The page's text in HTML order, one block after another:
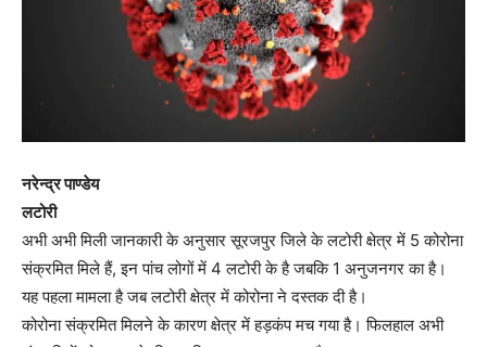
नरेन्द्र पाण्डेय
लटोरी
अभी अभी मिली जानकारी के अनुसार सूरजपुर जिले के लटोरी क्षेत्र में 5 कोरोना
संक्रमित मिले हैं, इन पांच लोगों में 4 लटोरी के है जबकि 1 अनुजनगर का है।
यह पहला मामला है जब लटोरी क्षेत्र में कोरोना ने दस्तक दी है।
कोरोना संक्रमित मिलने के कारण क्षेत्र में हड़कंप मच गया है। फिलहाल अभी